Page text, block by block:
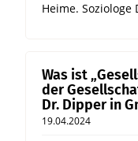
Heime. Soziologe
Was ist
der
Dr. Dipper in
19.04.2024